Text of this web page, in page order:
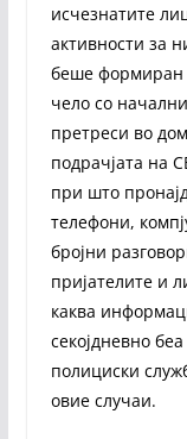
исчезнатите
активности за
беше формиран
чело со
претреси во
подрачјата на
при што
телефони,
бројни
пријателите и
каква
секојдневно
полициски
овие случаи.